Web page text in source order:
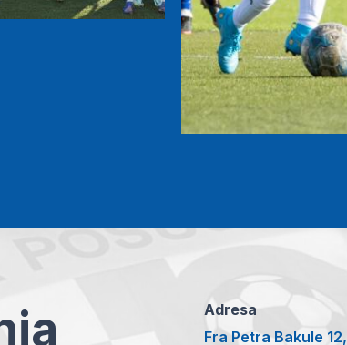
Adresa
Fra Petra Bakule 12,